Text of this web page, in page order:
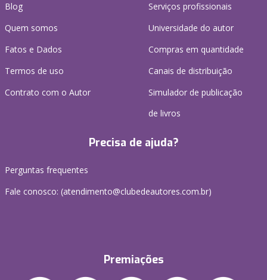
Blog
Quem somos
Fatos e Dados
Termos de uso
Contrato com o Autor
Serviços profissionais
Universidade do autor
Compras em quantidade
Canais de distribuição
Simulador de publicação
de livros
Precisa de ajuda?
Perguntas frequentes
Fale conosco: (atendimento@clubedeautores.com.br)
Premiações